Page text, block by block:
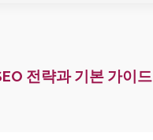
전략과 기본 가이드